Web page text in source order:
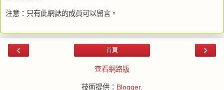
注意：只有此網誌的成員可以留言。
‹ ›
首頁
查看網路版
技術提供： Blogger.